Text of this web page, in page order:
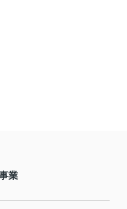
業